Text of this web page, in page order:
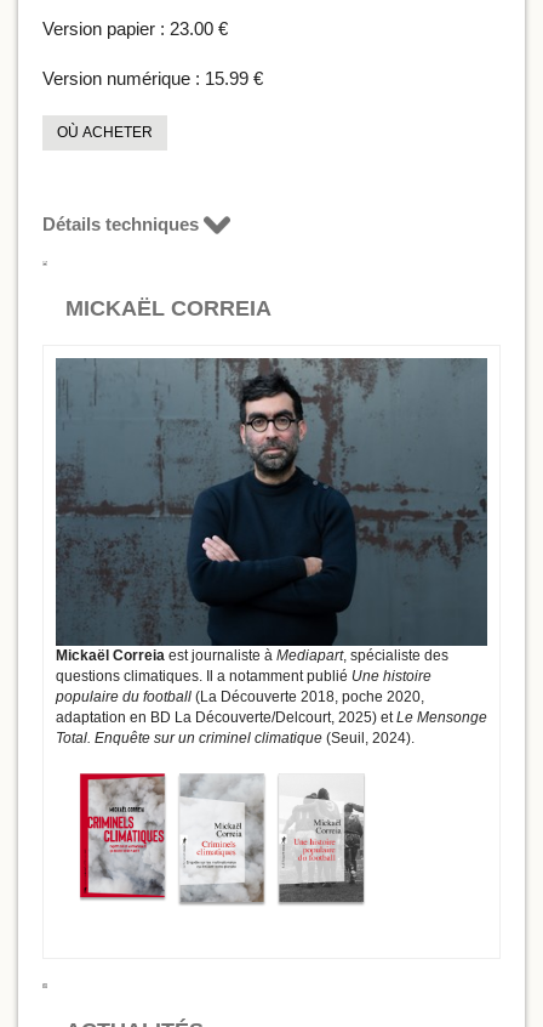
Version papier : 23.00 €
Version numérique : 15.99 €
OÙ ACHETER
Détails techniques
MICKAËL CORREIA
Mickaël Correia est journaliste à Mediapart, spécialiste des
questions climatiques. Il a notamment publié Une histoire
populaire du football (La Découverte 2018, poche 2020,
adaptation en BD La Découverte/Delcourt, 2025) etLe Mensonge
Total. Enquête sur un criminel climatique (Seuil, 2024).